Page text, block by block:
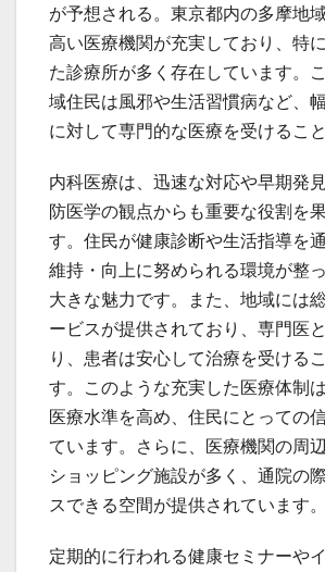
が予想される。東京都内の多摩地
高い医療機関が充実しており、特
た診療所が多く存在しています。
域住民は風邪や生活習慣病など、
に対して専門的な医療を受けるこ
内科医療は、迅速な対応や早期発
防医学の観点からも重要な役割を
す。住民が健康診断や生活指導を
維持・向上に努められる環境が整
大きな魅力です。また、地域には
ービスが提供されており、専門医
り、患者は安心して治療を受ける
す。このような充実した医療体制
医療水準を高め、住民にとっての
ています。さらに、医療機関の周
ショッピング施設が多く、通院の
スできる空間が提供されています。
定期的に行われる健康セミナーや